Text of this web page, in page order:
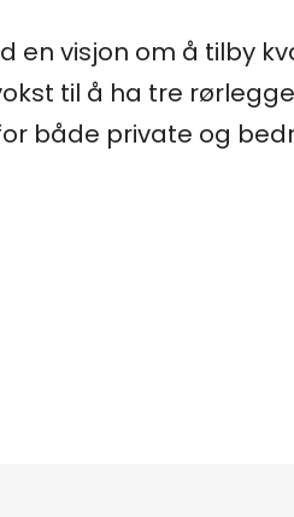
en visjon om å tilby
til å ha tre
både private og